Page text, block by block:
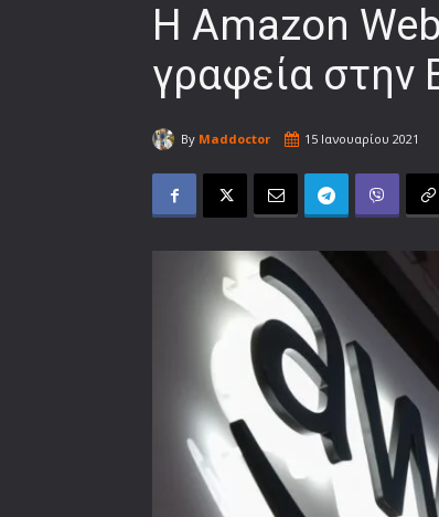
Η Amazon
γραφεία στην
By Maddoctor 15 Ιανουαρίου 2021